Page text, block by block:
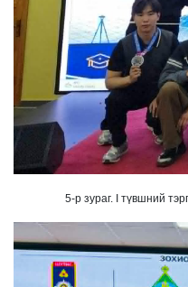
5-р зураг. I түвшний